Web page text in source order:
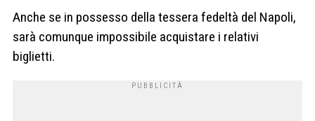
Anche se in possesso della tessera fedeltà del Napoli,
sarà comunque impossibile acquistare i relativi
biglietti.